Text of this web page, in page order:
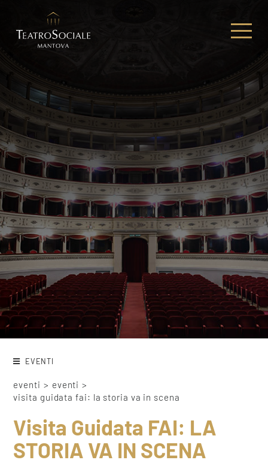
EVENTI
eventi > eventi >
visita guidata fai: la storia va in scena
Visita Guidata FAI: LA
STORIA VA IN SCENA